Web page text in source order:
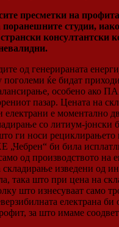
пресметки на
поранешните студии,
консултантски
од генерираната
поголеми ќе бидат
особено ако
пазар. Цената на
електрани е моментално
со литиум-јонски
ги носи рециклирањето
„Чебрен“ би била
од производството на
изведени од
така што при цена на
што изнесуваат само
електрана би
за што имаме